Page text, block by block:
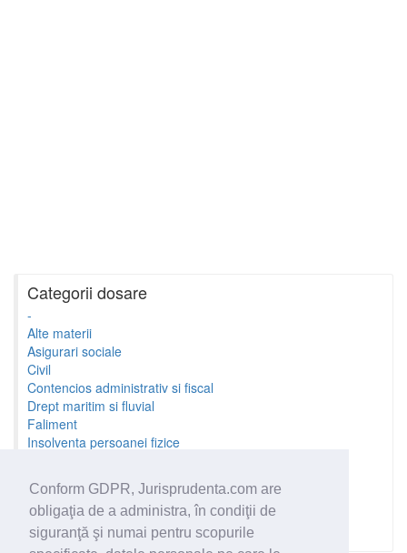
Conform GDPR, Jurisprudenta.com are
obligaţia de a administra, în condiţii de
siguranţă şi numai pentru scopurile
Categorii dosare
-
Alte materii
Asigurari sociale
Civil
Contencios administrativ si fiscal
Drept maritim si fluvial
Faliment
Insolventa persoanei fizice
Minori si familie
Penal
Proprietate Intelectuala